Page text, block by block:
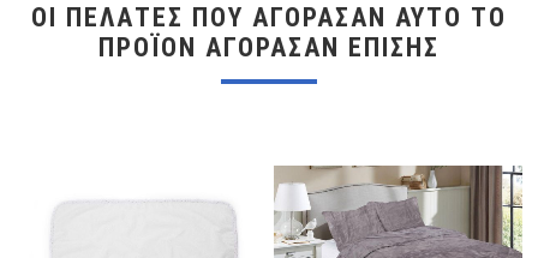
ΟΙ ΠΕΛΆΤΕΣ ΠΟΥ ΑΓΌΡΑΣΑΝ ΑΥΤΌ ΤΟ
ΠΡΟΪΌΝ ΑΓΌΡΑΣΑΝ ΕΠΊΣΗΣ